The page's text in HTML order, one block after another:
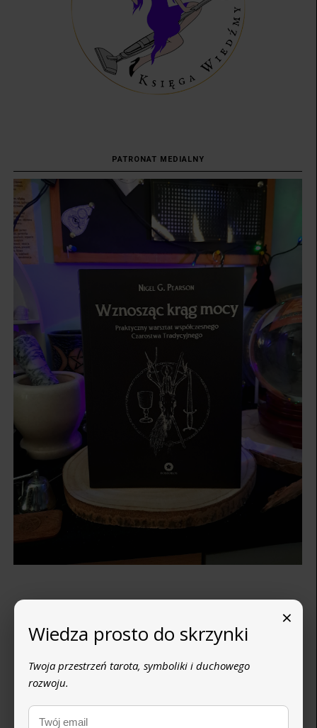
PATRONAT MEDIALNY
×
Wiedza prosto do skrzynki
Twoja przestrzeń tarota, symboliki i duchowego
rozwoju.